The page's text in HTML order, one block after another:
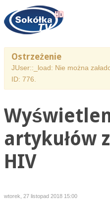
Ostrzeżenie
JUser::_load: Nie można
ID: 776.
artykułów
HIV
wtorek, 27 listopad 2018 15:00